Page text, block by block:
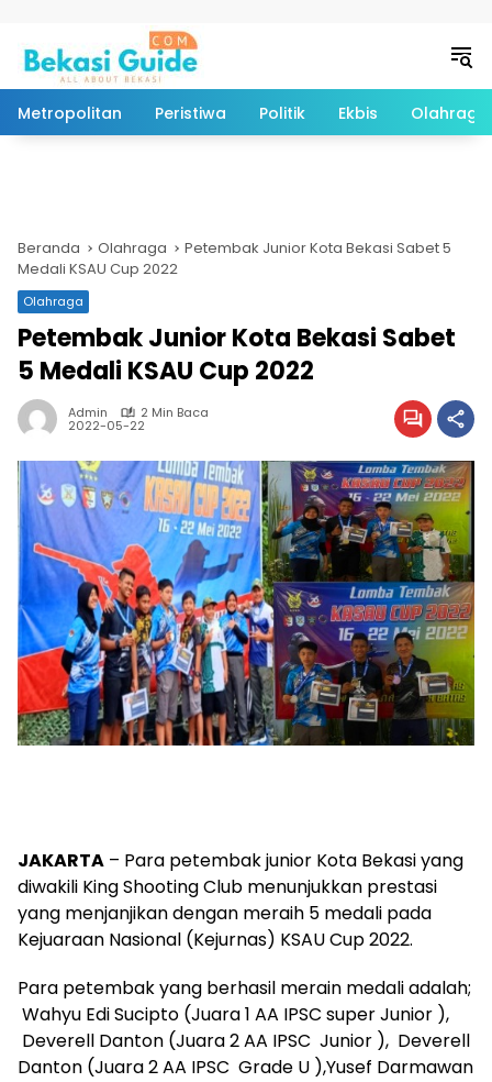
Metropolitan Peristiwa Politik Ekbis Olahraga
Beranda Olahraga
Petembak Junior Kota Bekasi Sabet 5
Medali KSAU Cup 2022
Olahraga
Petembak Junior Kota Bekasi Sabet
5 Medali KSAU Cup 2022
Admin 2 Min Baca
2022-05-22
JAKARTA – Para petembak junior Kota Bekasi yang
diwakili King Shooting Club menunjukkan prestasi
yang menjanjikan dengan meraih 5 medali pada
Kejuaraan Nasional (Kejurnas) KSAU Cup 2022.
Para petembak yang berhasil merain medali adalah;
Wahyu Edi Sucipto (Juara 1 AA IPSC super Junior ),
Deverell Danton (Juara 2 AA IPSC Junior ), Deverell
Danton (Juara 2 AA IPSC Grade U ),Yusef Darmawan